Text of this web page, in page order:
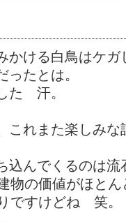
かける白鳥はケガ
ったとは。
た 汗。
これまた楽しみな
込んでくるのは流
物の価値がほと
ですけどね 笑。